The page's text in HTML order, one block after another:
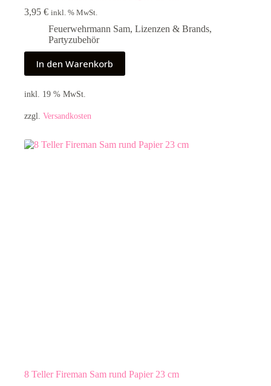
3,95 € inkl. % MwSt.
Feuerwehrmann Sam, Lizenzen & Brands,
Partyzubehör
In den Warenkorb
inkl. 19 % MwSt.
zzgl. Versandkosten
8 Teller Fireman Sam rund Papier 23 cm